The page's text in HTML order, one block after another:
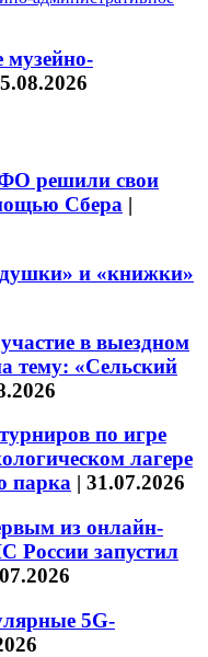
музейно-
решили свои
Сбера |
и «книжки»
в выездном
тему: «Сельский
по игре
лагере
парка | 31.07.2026
из онлайн-
России запустил
5G-